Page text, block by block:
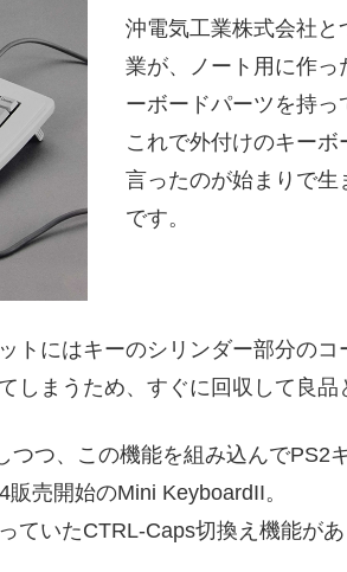
沖電気工業株式会社と
業が、ノート用に作っ
ーボードパーツを持っ
これで外付けのキーボ
言ったのが始まりで生
です。
トにはキーのシリンダー部分のコ
しまうため、すぐに回収して良品
つつ、この機能を組み込んでPS2
売開始のMini KeyboardII。
ていたCTRL-Caps切換え機能があ